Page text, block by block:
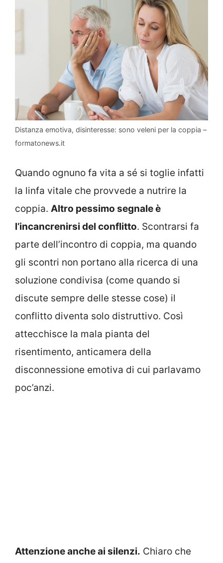
Distanza emotiva, disinteresse: sono veleni per la coppia –
formatonews.it
Quando ognuno fa vita a sé si toglie infatti
la linfa vitale che provvede a nutrire la
coppia. Altro pessimo segnale è
l’incancrenirsi del conflitto. Scontrarsi fa
parte dell’incontro di coppia, ma quando
gli scontri non portano alla ricerca di una
soluzione condivisa (come quando si
discute sempre delle stesse cose) il
conflitto diventa solo distruttivo. Così
attecchisce la mala pianta del
risentimento, anticamera della
disconnessione emotiva di cui parlavamo
poc’anzi.
Attenzione anche ai silenzi. Chiaro che